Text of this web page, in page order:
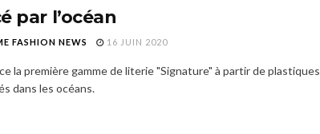
par l’océan
FASHION NEWS 16 JUIN 2020
la première gamme de literie "Signature" à partir de plastiques
dans les océans.